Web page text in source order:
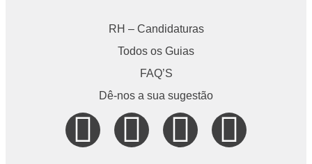
RH – Candidaturas
Todos os Guias
FAQ’S
Dê-nos a sua sugestão